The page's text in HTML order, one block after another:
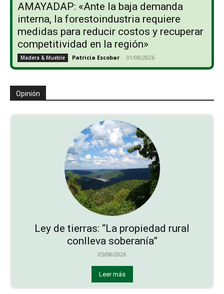
AMAYADAP: «Ante la baja demanda
interna, la forestoindustria requiere
medidas para reducir costos y recuperar
competitividad en la región»
Madera & Mueble Patricia Escobar - 01/08/2026
Opinión
Ley de tierras: “La propiedad rural
conlleva soberanía”
05/08/2026
Leer más